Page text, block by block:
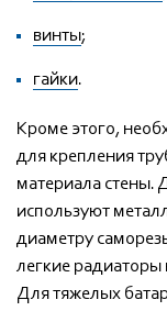
винты;
гайки.
Кроме этого,
для крепления
материала стены.
используют
диаметру
легкие радиаторы
Для тяжелых